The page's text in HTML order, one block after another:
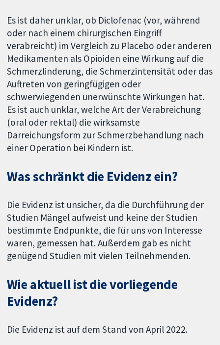
Es ist daher unklar, ob Diclofenac (vor, während
oder nach einem chirurgischen Eingriff
verabreicht) im Vergleich zu Placebo oder anderen
Medikamenten als Opioiden eine Wirkung auf die
Schmerzlinderung, die Schmerzintensität oder das
Auftreten von geringfügigen oder
schwerwiegenden unerwünschte Wirkungen hat.
Es ist auch unklar, welche Art der Verabreichung
(oral oder rektal) die wirksamste
Darreichungsform zur Schmerzbehandlung nach
einer Operation bei Kindern ist.
Was schränkt die Evidenz ein?
Die Evidenz ist unsicher, da die Durchführung der
Studien Mängel aufweist und keine der Studien
bestimmte Endpunkte, die für uns von Interesse
waren, gemessen hat. Außerdem gab es nicht
genügend Studien mit vielen Teilnehmenden.
Wie aktuell ist die vorliegende
Evidenz?
Die Evidenz ist auf dem Stand von April 2022.